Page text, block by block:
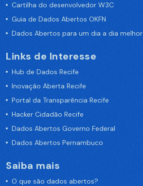
Cartilha do desenvolvedor W3C
Guia de Dados Abertos OKFN
Dados Abertos para um dia a dia melhor
Links de Interesse
Hub de Dados Recife
Inovação Aberta Recife
Portal da Transparência Recife
Hacker Cidadão Recife
Dados Abertos Governo Federal
Dados Abertos Pernambuco
Saiba mais
O que são dados abertos?